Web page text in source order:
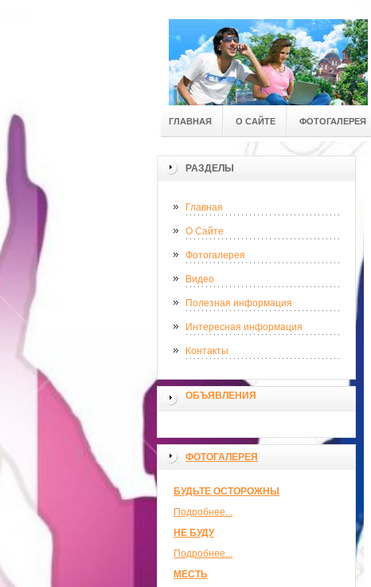
ГЛАВНАЯ О САЙТЕ ФОТОГАЛЕРЕЯ
РАЗДЕЛЫ
Главная
О Сайте
Фотогалерея
Видео
Полезная информация
Интересная информация
Контакты
ОБЪЯВЛЕНИЯ
ФОТОГАЛЕРЕЯ
БУДЬТЕ ОСТОРОЖНЫ
Подробнее...
НЕ БУДУ
Подробнее...
МЕСТЬ